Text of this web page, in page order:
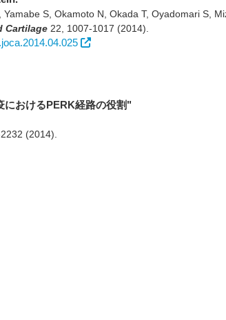
Yamabe S, Okamoto N, Okada T, Oyadomari S,
Cartilage 22 1007-1017 (2014)
におけるPERK経路の役割"
(2014)